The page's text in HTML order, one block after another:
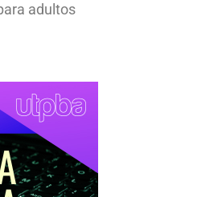
adultos